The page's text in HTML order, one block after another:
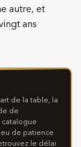
autre, et
ans
de la table, la
de
catalogue
de patience
le délai